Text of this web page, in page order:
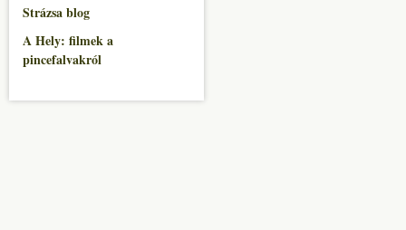
Strázsa blog
A Hely: filmek a
pincefalvakról